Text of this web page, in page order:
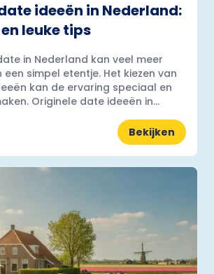
ideeën in Nederland:
leuke tips
in Nederland kan veel meer
simpel etentje. Het kiezen van
kan de ervaring speciaal en
Originele date ideeën in...
Bekijken